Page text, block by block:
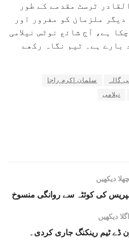
ٹرسٹ مقدمے کے طور
ملزمان کو مفرور اور
ہے، آج شائع نوٹس نیلامی
بارے ہے۔ ٹیم نگاہ رکھے
گالہ
سلمان اکرم راجا
نیلامی
دیکھیں
کی کوئٹہ سے روانگی منسوخ
اگلا دیکھیں
ڈے ٹیم رینکنگ جاری کردی۔